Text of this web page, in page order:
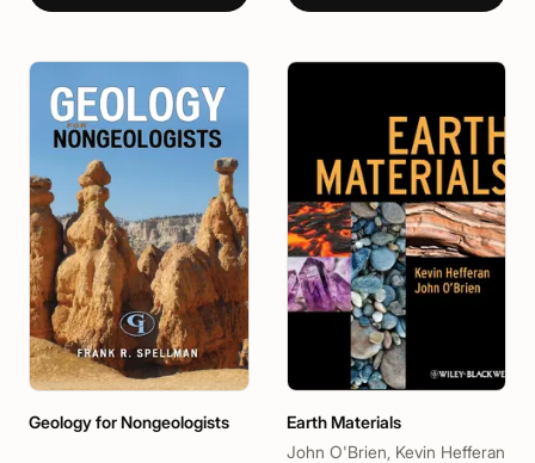
Geology for Nongeologists
Earth Materials
John O'Brien, Kevin Hefferan